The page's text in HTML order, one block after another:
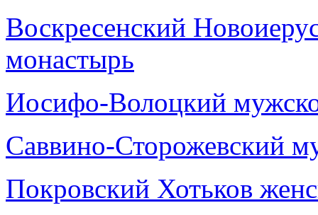
Воскресенский
монастырь
Иосифо-Волоцкий
Саввино-Сторожевский
Покровский Хотьков